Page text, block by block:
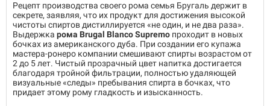
Рецепт производства своего рома семья Бругаль держит в
секрете, заявляя, что их продукт для достижения высокой
чистоты спиртов дистиллируется «не один, и не два раза».
Выдержка рома Brugal Blanco Supremo проходит в новых
бочках из американского дуба. При создании его купажа
мастера-ронеро компании смешивают спирты возрастом от
2 до 5 лет. Чистый прозрачный цвет напитка достигается
благодаря тройной фильтрации, полностью удаляющей
визуальные «следы» пребывания спирта в бочках, что
придает этому рому гладкость и изысканность.